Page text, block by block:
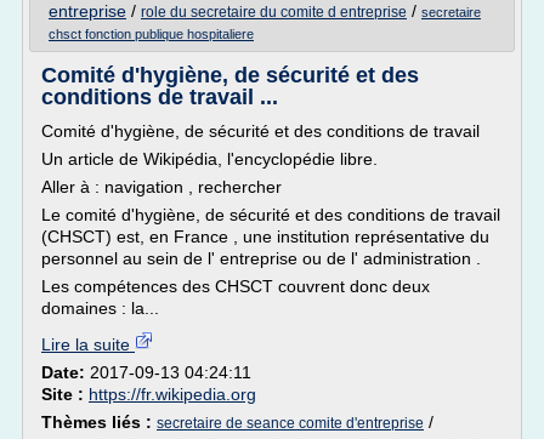
entreprise / role du secretaire du comite d entreprise / secretaire
chsct fonction publique hospitaliere
Comité d'hygiène, de sécurité et des
conditions de travail ...
Comité d'hygiène, de sécurité et des conditions de travail
Un article de Wikipédia, l'encyclopédie libre.
Aller à : navigation , rechercher
Le comité d'hygiène, de sécurité et des conditions de travail
(CHSCT) est, en France , une institution représentative du
personnel au sein de l' entreprise ou de l' administration .
Les compétences des CHSCT couvrent donc deux
domaines : la...
Lire la suite
Date: 2017-09-13 04:24:11
Site : https://fr.wikipedia.org
Thèmes liés : secretaire de seance comite d'entreprise /